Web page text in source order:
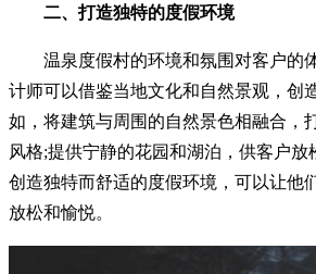
二、打造独特的度假环境
温泉度假村的环境和氛围对客户的
计师可以借鉴当地文化和自然景观，创
如，将建筑与周围的自然景色相融合，
风格;提供宁静的花园和湖泊，供客户放
创造独特而舒适的度假环境，可以让他
放松和愉悦。